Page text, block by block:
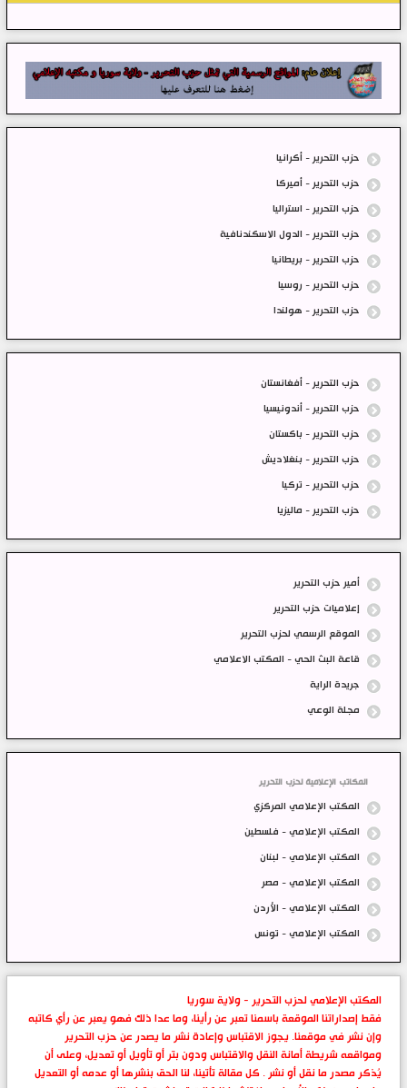
حزب التحرير - أكرانيا
حزب التحرير - أميركا
حزب التحرير - استراليا
حزب التحرير - الدول الاسكندنافية
حزب التحرير - بريطانيا
حزب التحرير - روسيا
حزب التحرير - هولندا
حزب التحرير - أفغانستان
حزب التحرير - أندونيسيا
حزب التحرير - باكستان
حزب التحرير - بنغلاديش
حزب التحرير - تركيا
حزب التحرير - ماليزيا
أمير حزب التحرير
إعلاميات حزب التحرير
الموقع الرسمي لحزب التحرير
قاعة البث الحي - المكتب الاعلامي
جريدة الراية
مجلة الوعي
المكاتب الإعلامية لحزب التحرير
المكتب الإعلامي المركزي
المكتب الإعلامي - فلسطين
المكتب الإعلامي - لبنان
المكتب الإعلامي - مصر
المكتب الإعلامي - الأردن
المكتب الإعلامي - تونس
المكتب الإعلامي لحزب التحرير - ولاية سوريا
فقط إصداراتنا الموقعة باسمنا تعبر عن رأينا، وما عدا ذلك فهو يعبر عن رأي كاتبه
وإن نشر في موقعنا. يجوز الاقتباس وإعادة نشر ما يصدر عن حزب التحرير
ومواقعه شريطة أمانة النقل والاقتباس ودون بتر أو تأويل أو تعديل، وعلى أن
يُذكر مصدر ما نقل أو نشر . كل مقالة تأتينا، لنا الحق بنشرها أو عدمه أو التعديل